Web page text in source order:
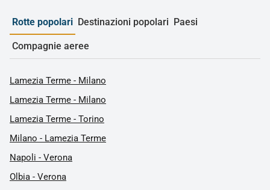
Rotte popolari Destinazioni popolari Paesi
Compagnie aeree
Lamezia Terme - Milano
Lamezia Terme - Milano
Lamezia Terme - Torino
Milano - Lamezia Terme
Napoli - Verona
Olbia - Verona